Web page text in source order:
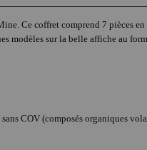
Ce coffret comprend 7 pièces
sur la belle affiche au
COV (composés organiques